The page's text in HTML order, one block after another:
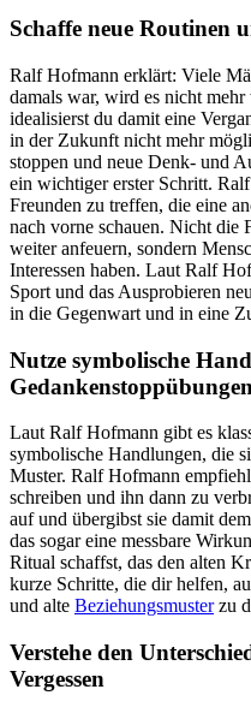
Schaffe neue Routinen
Ralf Hofmann erklärt: Viele
damals war, wird es nicht
idealisierst du damit eine
in der Zukunft nicht mehr
stoppen und neue Denk- und
ein wichtiger erster Schritt.
Freunden zu treffen, die eine
nach vorne schauen. Nicht die
weiter anfeuern, sondern
Interessen haben. Laut Ralf
Sport und das Ausprobieren
in die Gegenwart und in eine
Nutze symbolische
Gedankenstoppübungen
Laut Ralf Hofmann gibt es
symbolische Handlungen, die
Muster. Ralf Hofmann
schreiben und ihn dann zu
auf und übergibst sie damit
das sogar eine messbare
Ritual schaffst, das den alten
kurze Schritte, die dir helfen,
und alte Beziehungsmusterzu
Verstehe den
Vergessen